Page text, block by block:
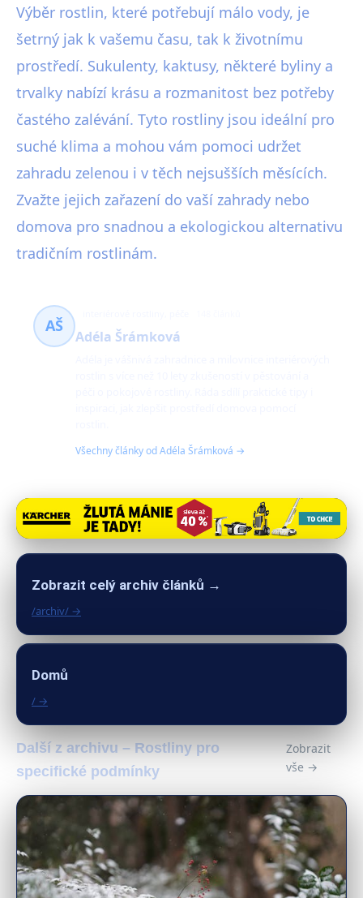
Výběr rostlin, které potřebují málo vody, je
šetrný jak k vašemu času, tak k životnímu
prostředí. Sukulenty, kaktusy, některé byliny a
trvalky nabízí krásu a rozmanitost bez potřeby
častého zalévání. Tyto rostliny jsou ideální pro
suché klima a mohou vám pomoci udržet
zahradu zelenou i v těch nejsušších měsících.
Zvažte jejich zařazení do vaší zahrady nebo
domova pro snadnou a ekologickou alternativu
tradičním rostlinám.
AŠ
Adéla Šrámková
Všechny články od Adéla Šrámková →
Zobrazit celý archiv článků →
/archiv/ →
Domů
/ →
Další z archivu – Rostliny pro
specifické podmínky
Zobrazit
vše →